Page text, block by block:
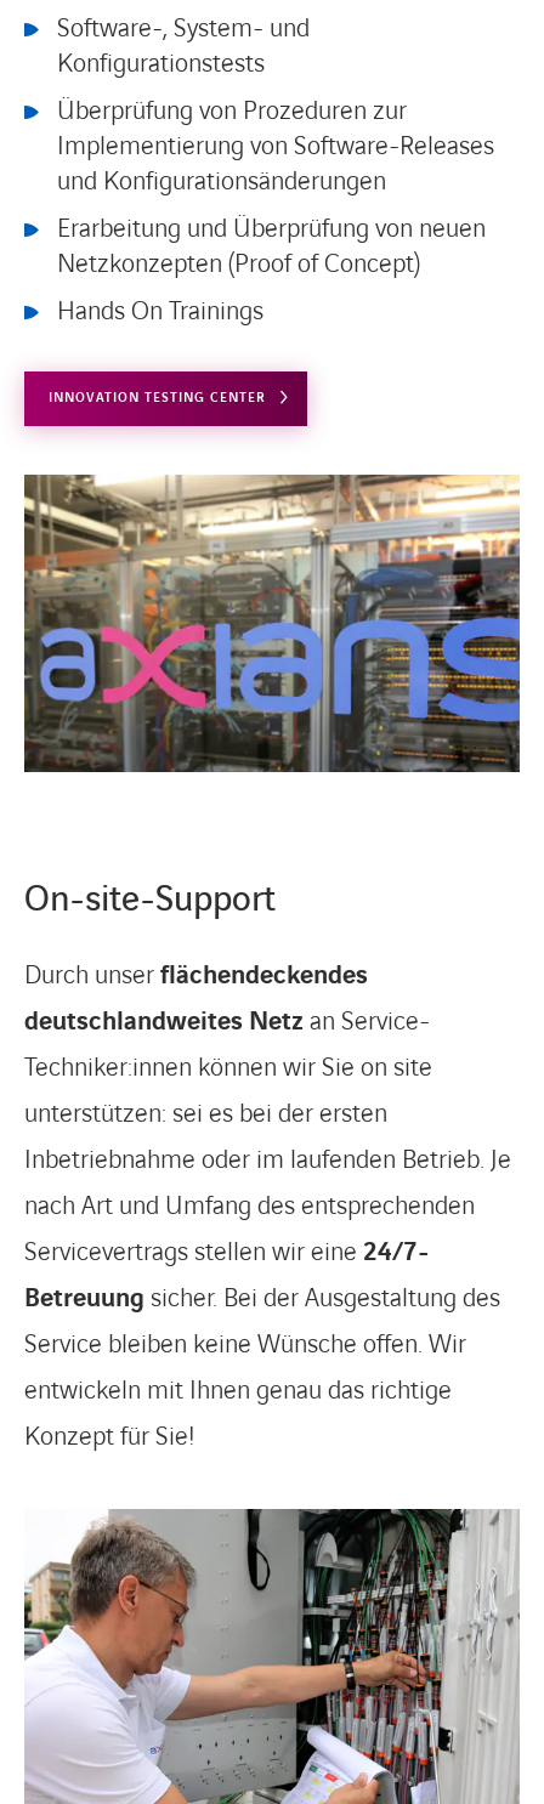
Software-, System- und
Konfigurationstests
Überprüfung von Prozeduren zur
Implementierung von Software-Releases
und Konfigurationsänderungen
Erarbeitung und Überprüfung von neuen
Netzkonzepten (Proof of Concept)
Hands On Trainings
INNOVATION TESTING CENTER
On-site-Support
Durch unserflächendeckendes
deutschlandweites Netz an Service-
Techniker:innen können wir Sie on site
unterstützen: sei es bei der ersten
Inbetriebnahme oder im laufenden Betrieb. Je
nach Art und Umfang des entsprechenden
Servicevertrags stellen wir eine 24/7-
Betreuung sicher. Bei der Ausgestaltung des
Service bleiben keine Wünsche offen. Wir
entwickeln mit Ihnen genau das richtige
Konzept für Sie!